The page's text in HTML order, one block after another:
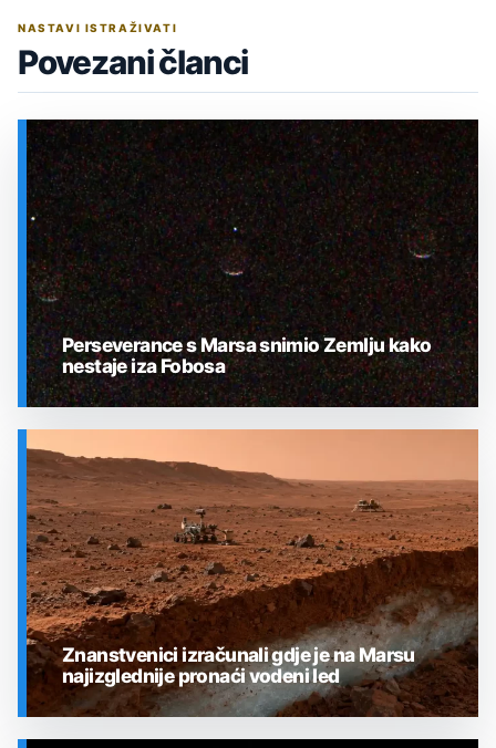
NASTAVI ISTRAŽIVATI
Povezani članci
SVEMIR
Perseverance s Marsa snimio Zemlju kako
nestaje iza Fobosa
Znanstvenici izračunali gdje je na Marsu
najizglednije pronaći vodeni led